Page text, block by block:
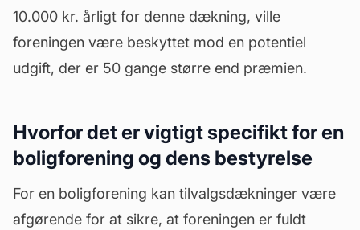
10.000 kr. årligt for denne dækning, ville
foreningen være beskyttet mod en potentiel
udgift, der er 50 gange større end præmien.
Hvorfor det er vigtigt specifikt for en
boligforening og dens bestyrelse
For en boligforening kan tilvalgsdækninger være
afgørende for at sikre, at foreningen er fuldt